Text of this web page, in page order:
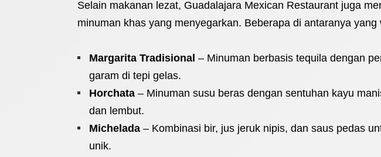
Selain makanan lezat, Guadalajara Mexican Restaurant juga
minuman khas yang menyegarkan. Beberapa di antaranya yang
Margarita Tradisional – Minuman berbasis tequila dengan
garam di tepi gelas.
Horchata – Minuman susu beras dengan sentuhan kayu
dan lembut.
Michelada – Kombinasi bir, jus jeruk nipis, dan saus pedas
unik.